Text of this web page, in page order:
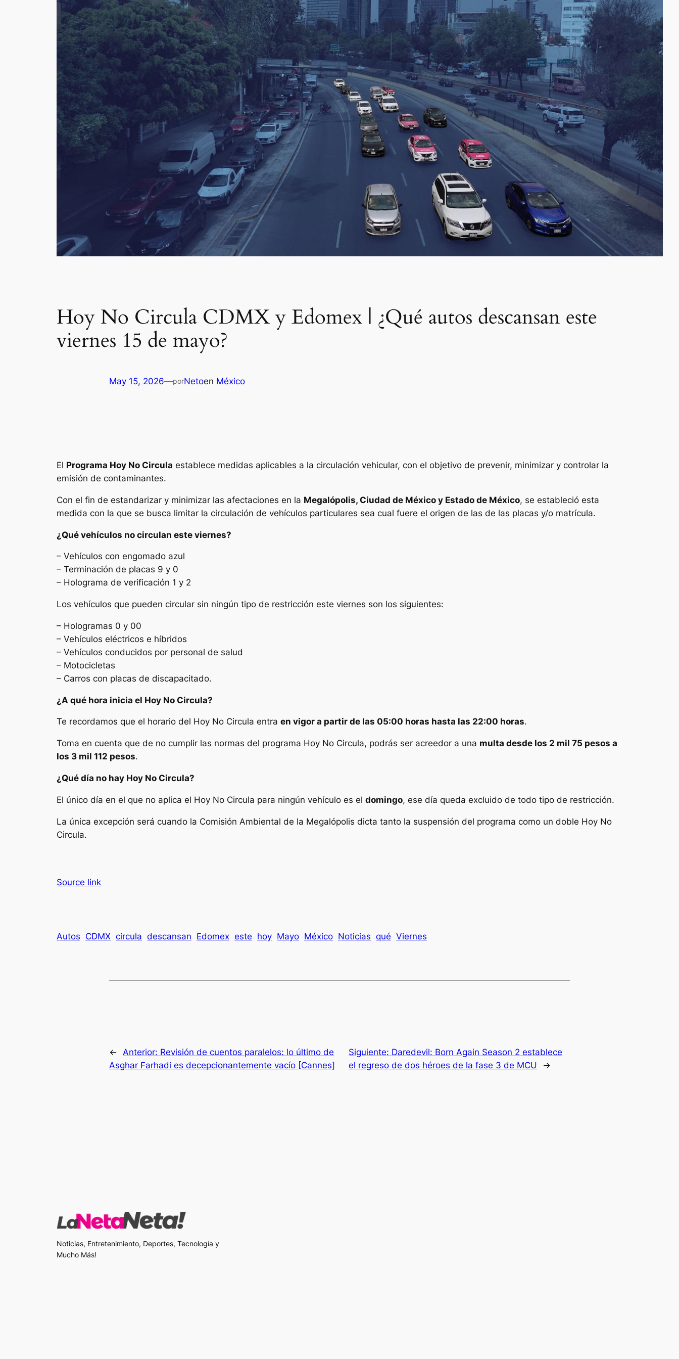
Hoy No Circula CDMX y Edomex | ¿Qué autos descansan este
viernes 15 de mayo?
May 15, 2026—porNetoen México
El Programa Hoy No Circula establece medidas aplicables a la circulación vehicular, con el objetivo de prevenir, minimizar y controlar la
emisión de contaminantes.
Con el fin de estandarizar y minimizar las afectaciones en la Megalópolis, Ciudad de México y Estado de México, se estableció esta
medida con la que se busca limitar la circulación de vehículos particulares sea cual fuere el origen de las de las placas y/o matrícula.
¿Qué vehículos no circulan este viernes?
– Vehículos con engomado azul
– Terminación de placas 9 y 0
– Holograma de verificación 1 y 2
Los vehículos que pueden circular sin ningún tipo de restricción este viernes son los siguientes:
– Hologramas 0 y 00
– Vehículos eléctricos e híbridos
– Vehículos conducidos por personal de salud
– Motocicletas
– Carros con placas de discapacitado.
¿A qué hora inicia el Hoy No Circula?
Te recordamos que el horario del Hoy No Circula entra en vigor a partir de las 05:00 horas hasta las 22:00 horas.
Toma en cuenta que de no cumplir las normas del programa Hoy No Circula, podrás ser acreedor a una multa desde los 2 mil 75 pesos a
los 3 mil 112 pesos.
¿Qué día no hay Hoy No Circula?
El único día en el que no aplica el Hoy No Circula para ningún vehículo es el domingo, ese día queda excluido de todo tipo de restricción.
La única excepción será cuando la Comisión Ambiental de la Megalópolis dicta tanto la suspensión del programa como un doble Hoy No
Circula.
Source link
Autos CDMX circula descansan Edomex este hoy Mayo México Noticias qué Viernes
← Anterior: Revisión de cuentos paralelos: lo último de
Asghar Farhadi es decepcionantemente vacío [Cannes]
Siguiente: Daredevil: Born Again Season 2 establece
el regreso de dos héroes de la fase 3 de MCU
→
Noticias, Entretenimiento, Deportes, Tecnología y
Mucho Más!